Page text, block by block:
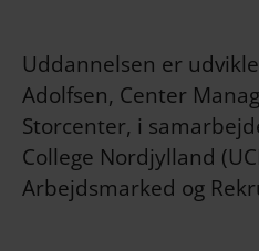
Uddannelsen er
Adolfsen, Center
Storcenter, i
College Nordjylland
Arbejdsmarked og